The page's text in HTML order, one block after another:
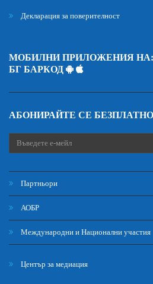
Декларация за поверителност
МОБИЛНИ ПРИЛОЖЕНИЯ НА:
БГ БАРКОД
АБОНИРАЙТЕ СЕ
Партньори
АОБР
Международни и Национални участия
Център за медиация